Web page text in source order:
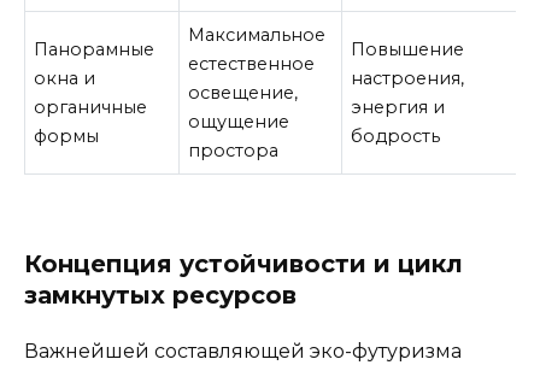
Панорамные
окна и
органичные
формы
Максимальное
естественное
освещение,
ощущение
простора
Повышение
настроения,
энергия и
бодрость
Концепция устойчивости и цикл
замкнутых ресурсов
Важнейшей составляющей эко-футуризма